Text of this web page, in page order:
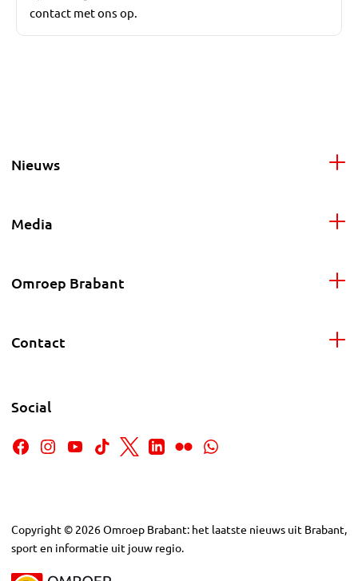
contact met ons op.
Nieuws
Media
Omroep Brabant
Contact
Social
Copyright © 2026Omroep Brabant: het laatste nieuws uit Brabant,
sport en informatie uit jouw regio.